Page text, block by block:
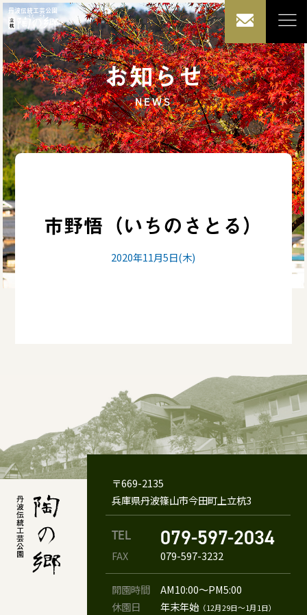
丹波伝統工芸公園
お知らせ
NEWS
市野悟（いちのさとる）
2020年11月5日(木)
〒669-2135
兵庫県丹波篠山市今田町上立杭3
TEL 079-597-2034
FAX 079-597-3232
開園時間
AM10:00〜PM5:00
休園日
年末年始 （12月29日〜1月1日）